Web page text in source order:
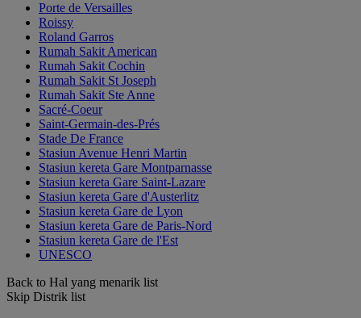
Porte de Versailles
Roissy
Roland Garros
Rumah Sakit American
Rumah Sakit Cochin
Rumah Sakit St Joseph
Rumah Sakit Ste Anne
Sacré-Coeur
Saint-Germain-des-Prés
Stade De France
Stasiun Avenue Henri Martin
Stasiun kereta Gare Montparnasse
Stasiun kereta Gare Saint-Lazare
Stasiun kereta Gare d'Austerlitz
Stasiun kereta Gare de Lyon
Stasiun kereta Gare de Paris-Nord
Stasiun kereta Gare de l'Est
UNESCO
Back to Hal yang menarik list
Skip Distrik list